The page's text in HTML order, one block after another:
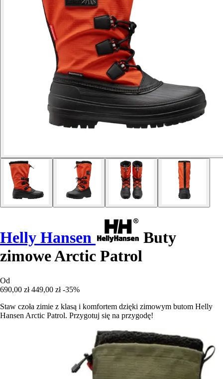
Helly Hansen
Buty
zimowe Arctic Patrol
Od
690,00 zł 449,00 zł -35%
Staw czoła zimie z klasą i komfortem dzięki zimowym butom Helly
Hansen Arctic Patrol. Przygotuj się na przygodę!